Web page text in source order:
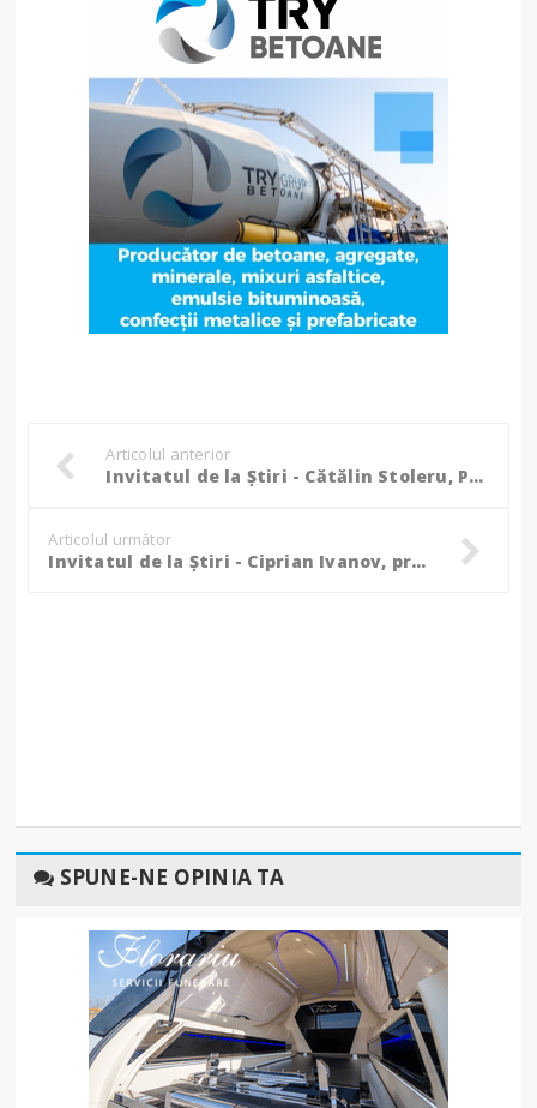
Articolul anterior
Invitatul de la Știri - Cătălin Stoleru, Președinte C.S.M. Botoșani
Articolul următor
Invitatul de la Știri - Ciprian Ivanov, primarul comunei Copălău
SPUNE-NE OPINIA TA